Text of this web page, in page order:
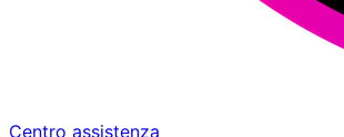
Centro assistenza